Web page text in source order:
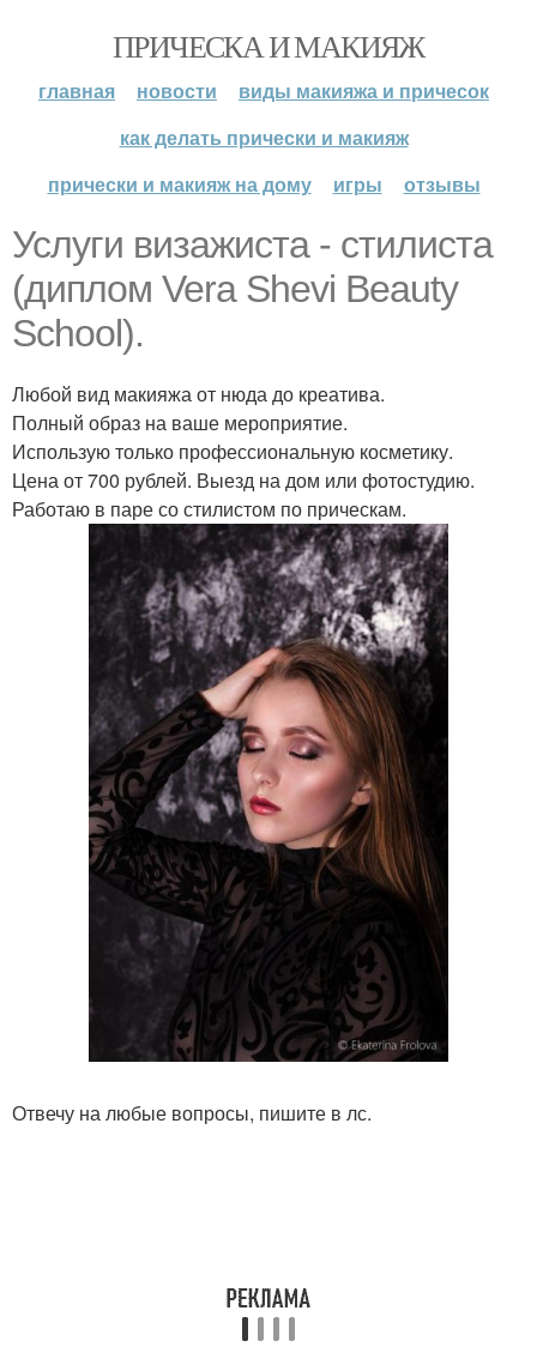
ПРИЧЕСКА И МАКИЯЖ
главная новости
виды макияжа и причесок
как делать прически и макияж
прически и макияж на дому
игры отзывы
Услуги визажиста - стилиста
(диплом Vera Shevi Beauty
School).
Любой вид макияжа от нюда до креатива.
Полный образ на ваше мероприятие.
Использую только профессиональную косметику.
Цена от 700 рублей. Выезд на дом или фотостудию.
Работаю в паре со стилистом по прическам.
Отвечу на любые вопросы, пишите в лс.